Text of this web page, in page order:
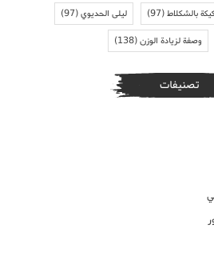
بالشكلاط(97) ليلى الحديوي(97)
وصفة لزيادة الوزن(138)
تصنيفات